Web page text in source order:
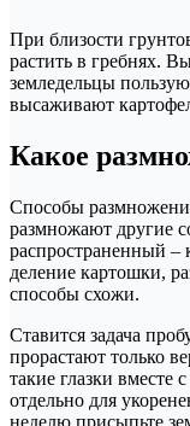
При близости
растить в гребнях.
земледельцы
высаживают
Какое
Способы
размножают другие
распространенный
деление картошки,
способы схожи.
Ставится задача
прорастают только
такие глазки вместе
отдельно для
неделю присыпьте